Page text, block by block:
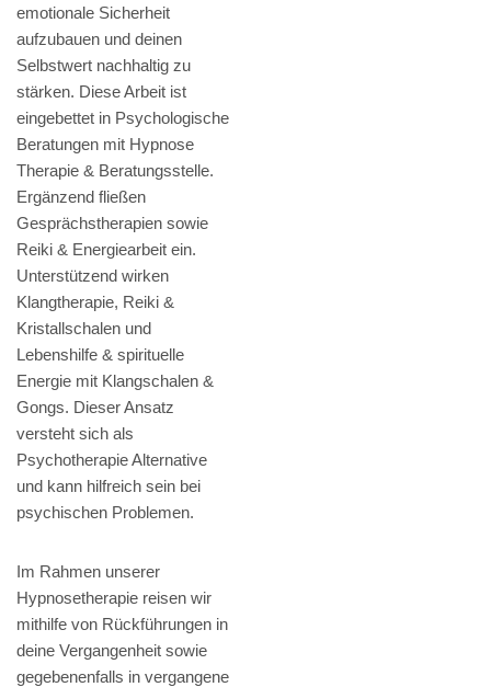
emotionale Sicherheit
aufzubauen und deinen
Selbstwert nachhaltig zu
stärken. Diese Arbeit ist
eingebettet in Psychologische
Beratungen mit Hypnose
Therapie & Beratungsstelle.
Ergänzend fließen
Gesprächstherapien sowie
Reiki & Energiearbeit ein.
Unterstützend wirken
Klangtherapie, Reiki &
Kristallschalen und
Lebenshilfe & spirituelle
Energie mit Klangschalen &
Gongs. Dieser Ansatz
versteht sich als
Psychotherapie Alternative
und kann hilfreich sein bei
psychischen Problemen.
Im Rahmen unserer
Hypnosetherapie reisen wir
mithilfe von Rückführungen in
deine Vergangenheit sowie
gegebenenfalls in vergangene